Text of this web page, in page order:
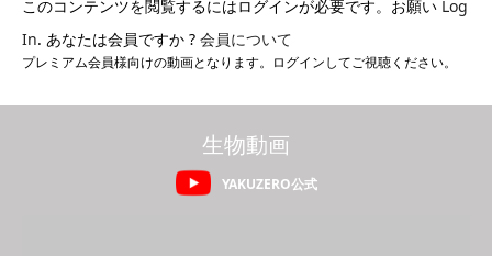
このコンテンツを閲覧するにはログインが必要です。お願い Log
In. あなたは会員ですか ? 会員について
プレミアム会員様向けの動画となります。ログインしてご視聴ください。
YAKUZERO公式
生物動画